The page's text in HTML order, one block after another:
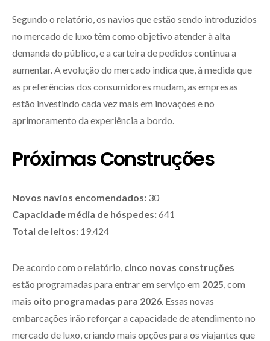
Segundo o relatório, os navios que estão sendo introduzidos
no mercado de luxo têm como objetivo atender à alta
demanda do público, e a carteira de pedidos continua a
aumentar. A evolução do mercado indica que, à medida que
as preferências dos consumidores mudam, as empresas
estão investindo cada vez mais em inovações e no
aprimoramento da experiência a bordo.
Próximas Construções
Novos navios encomendados: 30
Capacidade média de hóspedes:641
Total de leitos: 19.424
De acordo com o relatório, cinco novas construções
estão programadas para entrar em serviço em 2025 , com
mais oito programadas para 2026 . Essas novas
embarcações irão reforçar a capacidade de atendimento no
mercado de luxo, criando mais opções para os viajantes que